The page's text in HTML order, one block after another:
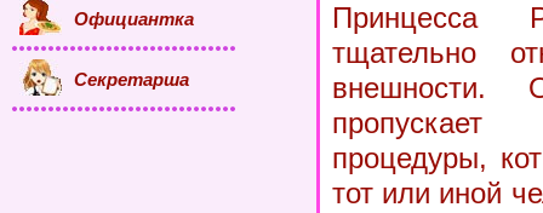
Принцесса
тщательно
внешности.
процедуры,
тот или иной
Официантка
Секретарша